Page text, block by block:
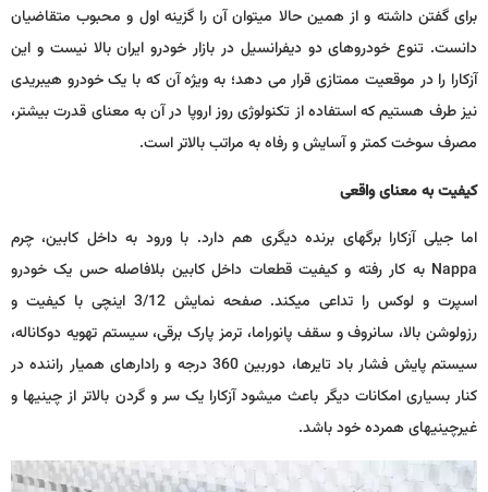
برای گفتن داشته و از همین حالا می­توان آن را گزینه اول و محبوب متقاضیان
دانست. تنوع خودروهای دو دیفرانسیل در بازار خودرو ایران بالا نیست و این
آزکارا را در موقعیت ممتازی قرار می دهد؛ به ویژه آن که با یک خودرو هیبریدی
نیز طرف هستیم که استفاده از تکنولوژی روز اروپا در آن به معنای قدرت بیشتر،
مصرف سوخت کمتر و آسایش و رفاه به مراتب بالاتر است.
کیفیت به معنای واقعی
اما جیلی آزکارا برگ­های برنده دیگری هم دارد. با ورود به داخل کابین، چرم
Nappa‌ به کار رفته و کیفیت قطعات داخل کابین بلافاصله حس یک خودرو
اسپرت و لوکس را تداعی می­کند. صفحه نمایش 3/12 اینچی با کیفیت و
رزولوشن بالا، سانروف و سقف پانوراما، ترمز پارک برقی، سیستم تهویه دوکاناله،
سیستم پایش فشار باد تایرها، دوربین 360 درجه و رادارهای همیار راننده در
کنار بسیاری امکانات دیگر باعث می­شود آزکارا یک سر و گردن بالاتر از چینی­ها و
غیرچینی­های هم­رده خود باشد.